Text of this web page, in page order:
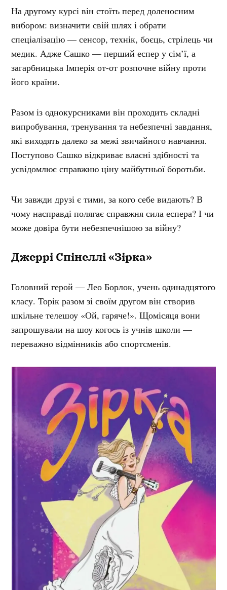
На другому курсі він стоїть перед доленосним
вибором: визначити свій шлях і обрати
спеціалізацію — сенсор, технік, боєць, стрілець чи
медик. Адже Сашко — перший еспер у сім’ї, а
загарбницька Імперія от-от розпочне війну проти
його країни.
Разом із однокурсниками він проходить складні
випробування, тренування та небезпечні завдання,
які виходять далеко за межі звичайного навчання.
Поступово Сашко відкриває власні здібності та
усвідомлює справжню ціну майбутньої боротьби.
Чи завжди друзі є тими, за кого себе видають? В
чому насправді полягає справжня сила еспера? І чи
може довіра бути небезпечнішою за війну?
Джеррі Спінеллі «Зірка»
Головний герой — Лео Борлок, учень одинадцятого
класу. Торік разом зі своїм другом він створив
шкільне телешоу «Ой, гаряче!». Щомісяця вони
запрошували на шоу когось із учнів школи —
переважно відмінників або спортсменів.